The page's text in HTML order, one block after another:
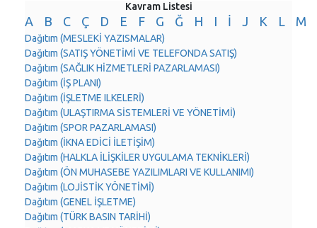
Kavram Listesi
A B C Ç D E F G Ğ H I İ J K L M
Dağıtım (MESLEKİ YAZISMALAR)
Dağıtım (SATIŞ YÖNETİMİ VE TELEFONDA SATIŞ)
Dağıtım (SAĞLIK HİZMETLERİ PAZARLAMASI)
Dağıtım (İŞ PLANI)
Dağıtım (İŞLETME ILKELERİ)
Dağıtım (ULAŞTIRMA SİSTEMLERİ VE YÖNETİMİ)
Dağıtım (SPOR PAZARLAMASI)
Dağıtım (İKNA EDİCİ İLETİŞİM)
Dağıtım (HALKLA İLİŞKİLER UYGULAMA TEKNİKLERİ)
Dağıtım (ÖN MUHASEBE YAZILIMLARI VE KULLANIMI)
Dağıtım (LOJİSTİK YÖNETİMİ)
Dağıtım (GENEL İŞLETME)
Dağıtım (TÜRK BASIN TARİHİ)